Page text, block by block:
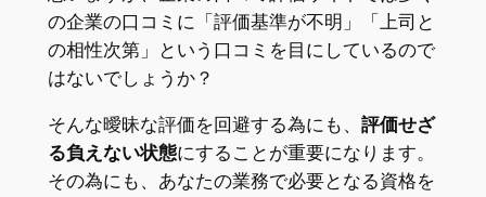
の企業の口コミに「評価基準が不明」「上司と
の相性次第」という口コミを目にしているので
はないでしょうか？
そんな曖昧な評価を回避する為にも、 評価せざ
る負えない状態にすることが重要になります。
その為にも、あなたの業務で必要となる資格を